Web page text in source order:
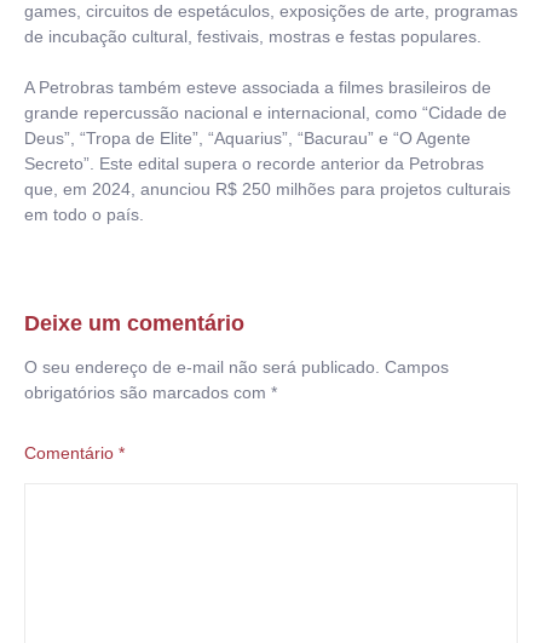
games, circuitos de espetáculos, exposições de arte, programas
de incubação cultural, festivais, mostras e festas populares.
A Petrobras também esteve associada a filmes brasileiros de
grande repercussão nacional e internacional, como “Cidade de
Deus”, “Tropa de Elite”, “Aquarius”, “Bacurau” e “O Agente
Secreto”. Este edital supera o recorde anterior da Petrobras
que, em 2024, anunciou R$ 250 milhões para projetos culturais
em todo o país.
Deixe um comentário
O seu endereço de e-mail não será publicado. Campos
obrigatórios são marcados com *
Comentário *